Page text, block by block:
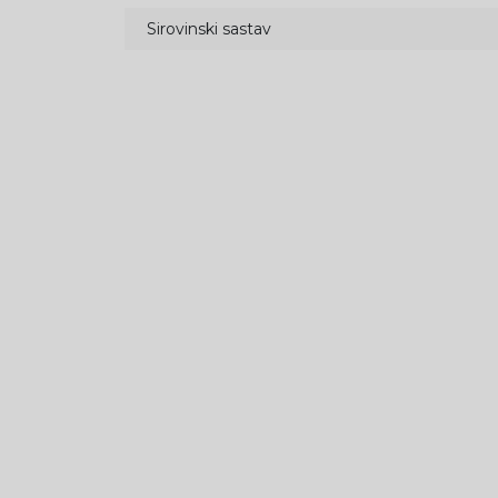
Sirovinski sastav